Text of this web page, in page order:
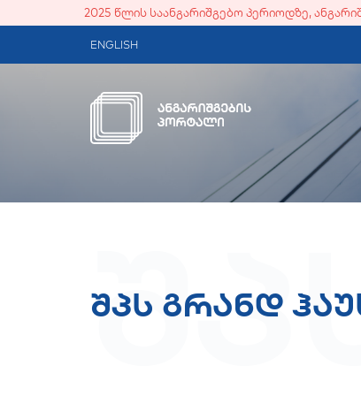
2025 წლის საანგარიშგებო პერიოდზე,
ENGLISH
შპს გრანდ